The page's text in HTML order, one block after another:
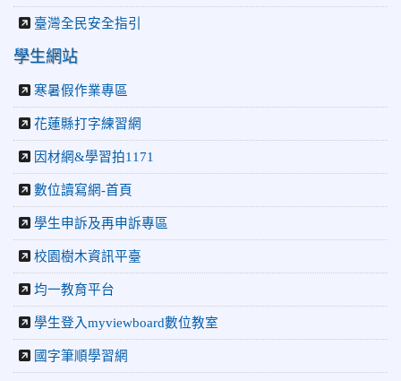
臺灣全民安全指引
學生網站
寒暑假作業專區
花蓮縣打字練習網
因材網&學習拍1171
數位讀寫網-首頁
學生申訴及再申訴專區
校園樹木資訊平臺
均一教育平台
學生登入myviewboard數位教室
國字筆順學習網